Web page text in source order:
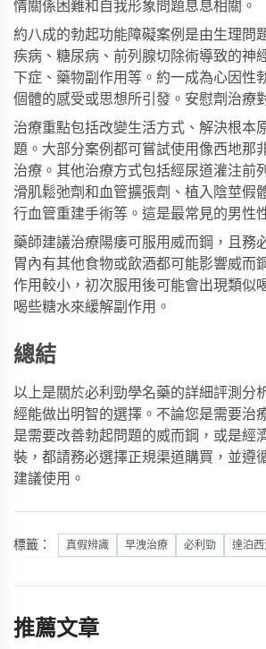
情關係困難和自我形象問題息息相關。
約八成的勃起功能障礙案例是由生理問
疾病、糖尿病、前列腺切除術導致的神
下症、藥物副作用等。約一成為心因性
個體的感受或思想所引發。安慰劑治療
治療重點包括改變生活方式、解決根本
題。大部分案例都可嘗試使用像西地那
治療。其他治療方式包括經尿道灌注前
滑肌鬆弛劑和血管擴張劑、植入陰莖假
行血管重建手術等。這是最常見的男性
藥師建議治療陽痿可服用 威而鋼 ，且務
胃內有其他食物或飲酒都可能影響威而
作用較小，初次服用後可能會出現類似
喝些糖水來緩解副作用。
總結
以上是關於必利勁學名藥的詳細評測分
經能做出明智的選擇。不論您是需要治
是需要改善勃起問題的威而鋼 ，或是經
裝 ，都請務必選擇正規渠道購買，並遵
建議使用。
標籤： 真假辨識 早洩治療 必利勁 達泊西
推薦文章